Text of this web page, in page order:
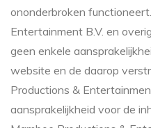
ononderbroken
Entertainment B.V. en
geen enkele
website en de daarop
Productions &
aansprakelijkheid voor de